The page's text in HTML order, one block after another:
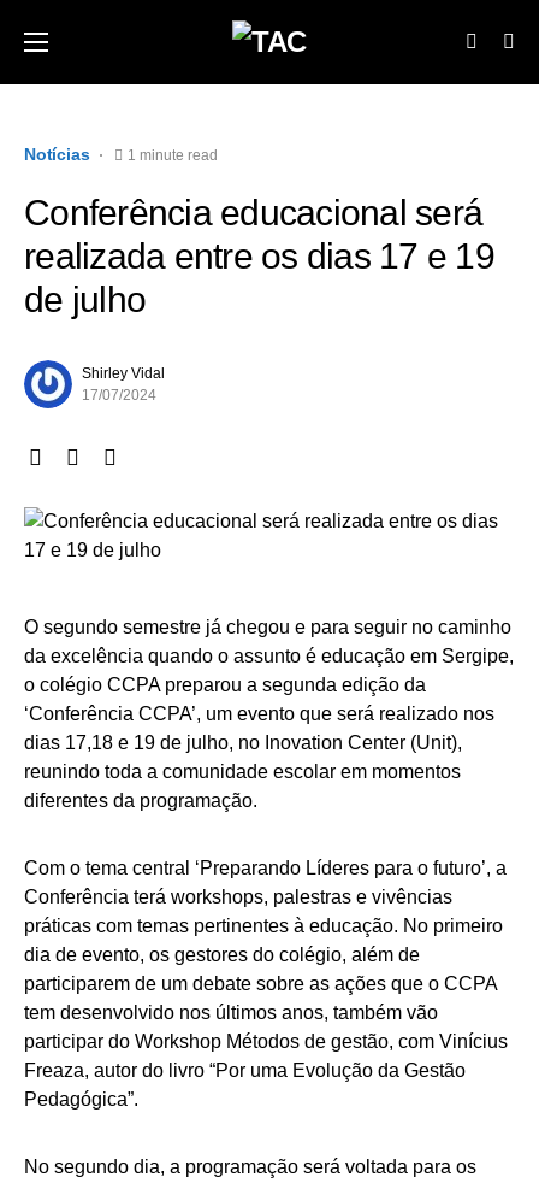
Notícias 1 minute read
Conferência educacional será
realizada entre os dias 17 e 19
de julho
Shirley Vidal
17/07/2024
O segundo semestre já chegou e para seguir no caminho
da excelência quando o assunto é educação em Sergipe,
o colégio CCPA preparou a segunda edição da
‘Conferência CCPA’, um evento que será realizado nos
dias 17,18 e 19 de julho, no Inovation Center (Unit),
reunindo toda a comunidade escolar em momentos
diferentes da programação.
Com o tema central ‘Preparando Líderes para o futuro’, a
Conferência terá workshops, palestras e vivências
práticas com temas pertinentes à educação. No primeiro
dia de evento, os gestores do colégio, além de
participarem de um debate sobre as ações que o CCPA
tem desenvolvido nos últimos anos, também vão
participar do Workshop Métodos de gestão, com Vinícius
Freaza, autor do livro “Por uma Evolução da Gestão
Pedagógica”.
No segundo dia, a programação será voltada para os